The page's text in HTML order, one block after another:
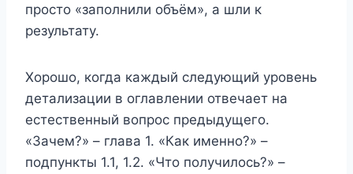
просто «заполнили объём», а шли к
результату.
Хорошо, когда каждый следующий уровень
детализации в оглавлении отвечает на
естественный вопрос предыдущего.
«Зачем?» – глава 1. «Как именно?» –
подпункты 1.1, 1.2. «Что получилось?» –